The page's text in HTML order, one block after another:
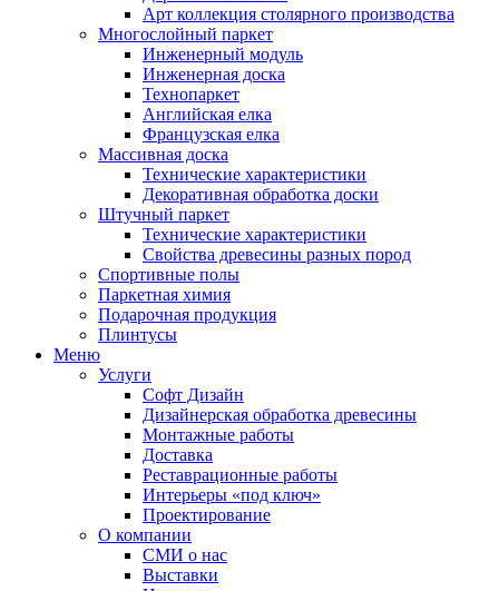
Арт коллекция столярного производства
Многослойный паркет
Инженерный модуль
Инженерная доска
Технопаркет
Английская елка
Французская елка
Массивная доска
Технические характеристики
Декоративная обработка доски
Штучный паркет
Технические характеристики
Свойства древесины разных пород
Спортивные полы
Паркетная химия
Подарочная продукция
Плинтусы
Меню
Услуги
Софт Дизайн
Дизайнерская обработка древесины
Монтажные работы
Доставка
Реставрационные работы
Интерьеры «под ключ»
Проектирование
О компании
СМИ о нас
Выставки